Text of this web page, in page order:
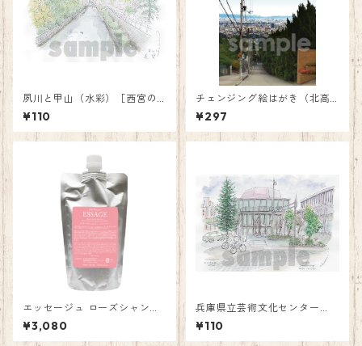
夙川と甲山（水彩）［西宮の
風景絵はがき］
¥110
チェンジング絵はがき（北高
前の坂）
¥297
エッセージュ ローズシャンプ
ー詰替え用 (300ml)
¥3,080
兵庫県立芸術文化センター
（水彩）［西宮の風景絵はが
き］
¥110